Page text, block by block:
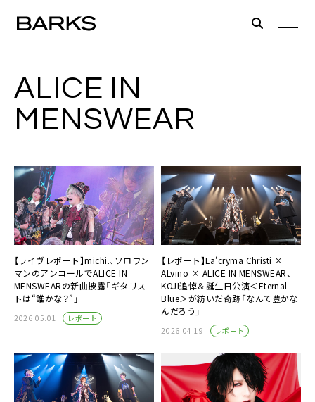
ALICE IN
MENSWEAR
【ライヴレポート】michi.、ソロワン
マンのアンコールでALICE IN
MENSWEARの新曲披露「ギタリス
トは“誰かな？”」
2026.05.01 レポート
【レポート】La’cryma Christi ×
ALvino × ALICE IN MENSWEAR、
KOJI追悼＆誕生日公演＜Eternal
Blue＞が紡いだ奇跡「なんて豊かな
んだろう」
2026.04.19 レポート